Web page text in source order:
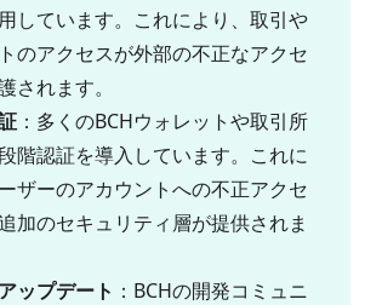
しています。これにより、取引や
のアクセスが外部の不正なアクセ
されます。
：多くのBCHウォレットや取引所
階認証を導入しています。これに
ザーのアカウントへの不正アクセ
加のセキュリティ層が提供されま
ップデート ：BCHの開発コミュニ